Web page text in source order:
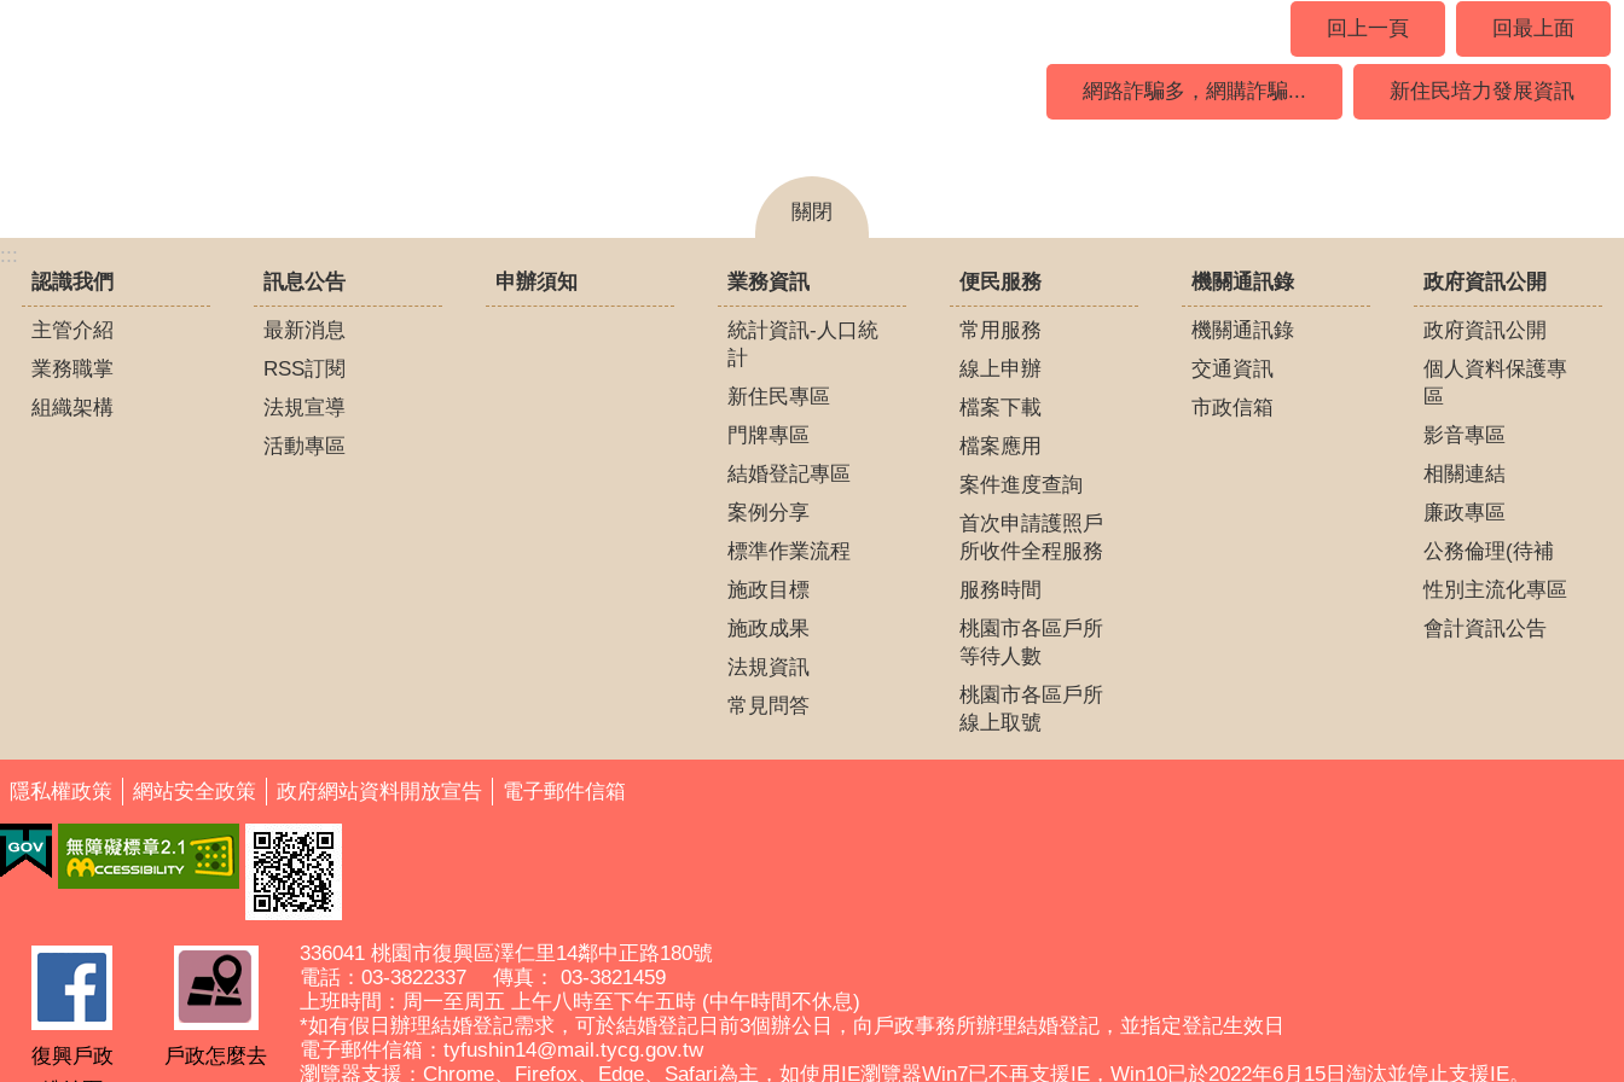
回上一頁
回最上面
網路詐騙多，網購詐騙... 新住民培力發展資訊
關閉
:::
認識我們
主管介紹
業務職掌
組織架構
訊息公告
最新消息
RSS訂閱
法規宣導
活動專區
申辦須知 業務資訊
統計資訊-人口統
計
新住民專區
門牌專區
結婚登記專區
案例分享
標準作業流程
施政目標
施政成果
法規資訊
常見問答
便民服務
常用服務
線上申辦
檔案下載
檔案應用
案件進度查詢
首次申請護照戶
所收件全程服務
服務時間
桃園市各區戶所
等待人數
桃園市各區戶所
線上取號
機關通訊錄
機關通訊錄
交通資訊
市政信箱
政府資訊公開
政府資訊公開
個人資料保護專
區
影音專區
相關連結
廉政專區
公務倫理(待補
性別主流化專區
會計資訊公告
隱私權政策 網站安全政策 政府網站資料開放宣告 電子郵件信箱
復興戶政
戶政怎麼去
336041 桃園市復興區澤仁里14鄰中正路180號
電話：03-3822337 傳真： 03-3821459
上班時間：周一至周五 上午八時至下午五時 (中午時間不休息)
*如有假日辦理結婚登記需求，可於結婚登記日前3個辦公日，向戶政事務所辦理結婚登記，並指定登記生效日
電子郵件信箱：tyfushin14@mail.tycg.gov.tw
瀏覽器支援：Chrome、Firefox、Edge、Safari為主，如使用IE瀏覽器Win7已不再支援IE，Win10已於2022年6月15日淘汰並停止支援IE。